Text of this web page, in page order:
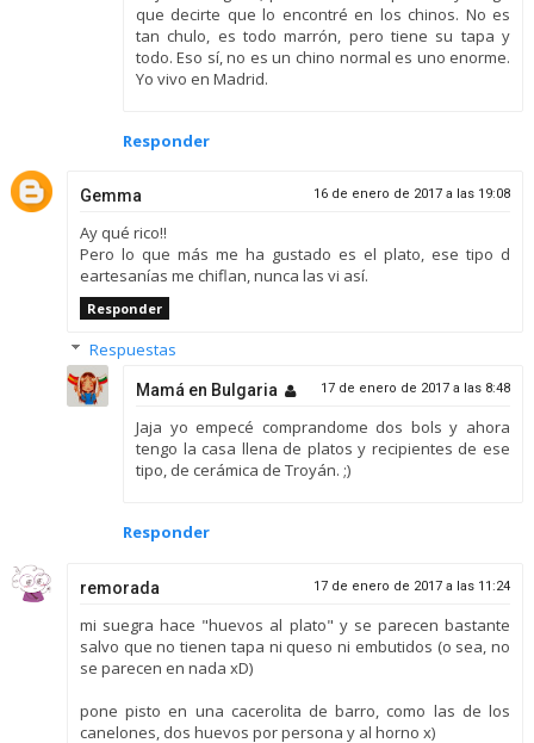
que decirte que lo encontré en los chinos. No es
tan chulo, es todo marrón, pero tiene su tapa y
todo. Eso sí, no es un chino normal es uno enorme.
Yo vivo en Madrid.
Responder
Gemma 16 de enero de 2017 a las 19:08
Ay qué rico!!
Pero lo que más me ha gustado es el plato, ese tipo d
eartesanías me chiflan, nunca las vi así.
Responder
Respuestas
Mamá en Bulgaria 17 de enero de 2017 a las 8:48
Jaja yo empecé comprandome dos bols y ahora
tengo la casa llena de platos y recipientes de ese
tipo, de cerámica de Troyán. ;)
Responder
remorada 17 de enero de 2017 a las 11:24
mi suegra hace "huevos al plato" y se parecen bastante
salvo que no tienen tapa ni queso ni embutidos (o sea, no
se parecen en nada xD)
pone pisto en una cacerolita de barro, como las de los
canelones, dos huevos por persona y al horno x)